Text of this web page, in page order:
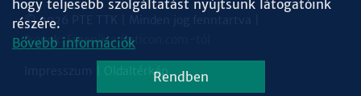
© 2026 PTE TTK | Minden jog fenntartva |
Ikonok:Freepikaflaticon.com
Oldaltérkép
hogy teljesebb szolgáltatást nyújtsunk látogatóink
részére.
Bővebb információk
Rendben